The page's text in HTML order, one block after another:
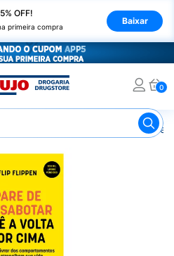
OFF!
primeira compra
Baixar
0
Livro Pare De